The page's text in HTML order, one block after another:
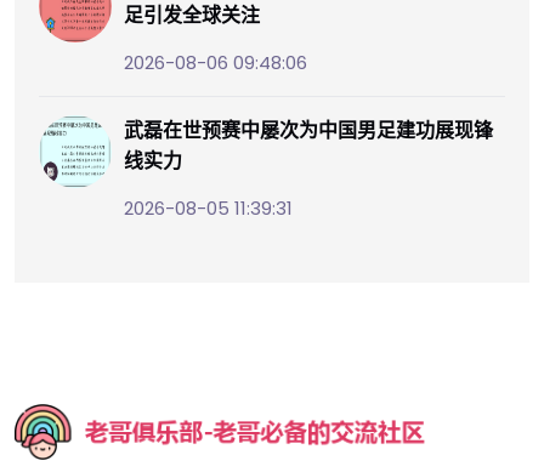
足引发全球关注
2026-08-06 09:48:06
武磊在世预赛中屡次为中国男足建功展现锋
线实力
2026-08-05 11:39:31